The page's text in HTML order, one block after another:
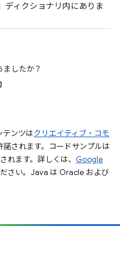
ディクショナリ内にありま
ましたか？
テンツはクリエイティブ・コモ
諾されます。コードサンプルは
れます。詳しくは、 Google
さい。Java は Oracle および